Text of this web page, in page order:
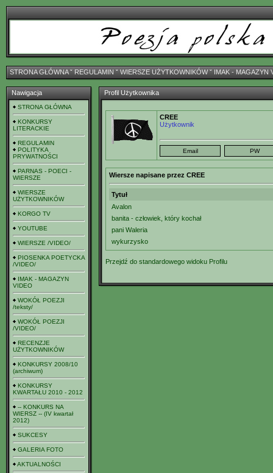
STRONA GŁÓWNAˇ REGULAMIN ˇ WIERSZE UŻYTKOWNIKÓWˇ IMAK - MAGAZYN
Nawigacja
STRONA GŁÓWNA
KONKURSY
LITERACKIE
REGULAMIN
POLITYKA
PRYWATNOŚCI
PARNAS - POECI -
WIERSZE
WIERSZE
UŻYTKOWNIKÓW
KORGO TV
YOUTUBE
WIERSZE /VIDEO/
PIOSENKA POETYCKA
/VIDEO/
IMAK - MAGAZYN
VIDEO
WOKÓŁ POEZJI
/teksty/
WOKÓŁ POEZJI
/VIDEO/
RECENZJE
UŻYTKOWNIKÓW
KONKURSY 2008/10
(archiwum)
KONKURSY
KWARTAŁU 2010 - 2012
-- KONKURS NA
WIERSZ -- (IV kwartał
2012)
SUKCESY
GALERIA FOTO
AKTUALNOŚCI
Profil Użytkownika
CREE
Użytkownik
Wiersze napisane przez CREE
Tytuł
Avalon
banita - człowiek, który kochał
pani Waleria
wykurzysko
Przejdź do standardowego widoku Profilu